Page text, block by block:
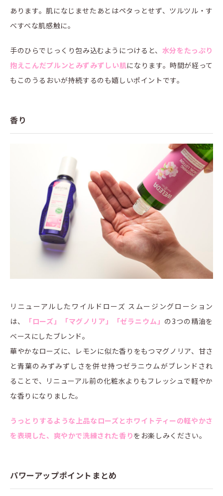
あります。肌になじませたあとはペタっとせず、ツルツル・す
べすべな肌感触に。
手のひらでじっくり包み込むようにつけると、 水分をたっぷり
抱えこんだプルンとみずみずしい肌になります。時間が経って
もこのうるおいが持続するのも嬉しいポイントです。
香り
リニューアルしたワイルドローズ スムージングローション
は、
「ローズ」「マグノリア」「ゼラニウム」 の3つの精油を
ベースにしたブレンド。
華やかなローズに、レモンに似た香りをもつマグノリア、甘さ
と青葉のみずみずしさを併せ持つゼラニウムがブレンドされ
ることで、リニューアル前の化粧水よりもフレッシュで軽やか
な香りになりました。
うっとりするような上品なローズとホワイトティーの軽やかさ
を表現した、爽やかで洗練された香りをお楽しみください。
パワーアップポイントまとめ